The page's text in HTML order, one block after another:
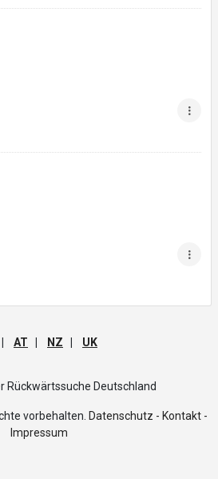
AT NZ UK
Rückwärtssuche Deutschland
vorbehalten. Datenschutz - Kontakt -
Impressum